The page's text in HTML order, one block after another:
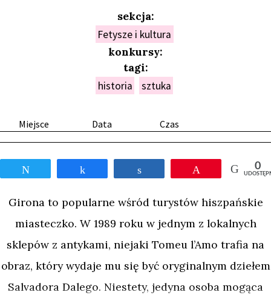
Miejsce Data Czas
Przypnij 0
Girona to popularne wśród turystów hiszpańskie
miasteczko. W 1989 roku w jednym z lokalnych
sklepów z antykami, niejaki Tomeu l’Amo trafia na
obraz, który wydaje mu się być oryginalnym dziełem
Salvadora Dalego. Niestety, jedyna osoba mogąca
sekcja:
Fetysze i kultura
konkursy:
tagi:
historia sztuka